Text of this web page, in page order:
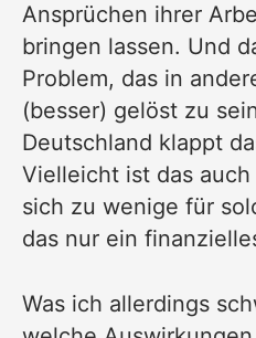
Ansprüchen ihrer
bringen lassen. Und
Problem, das in
(besser) gelöst zu
Deutschland klappt
Vielleicht ist das
sich zu wenige für
das nur ein
Was ich allerdings